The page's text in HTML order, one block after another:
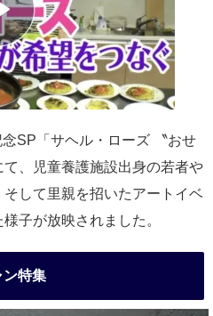
SP「サヘル・ローズ 〝おせ
、児童養護施設出身の若者や
して里親を招いたアートイベ
子が放映されました。
ン特集